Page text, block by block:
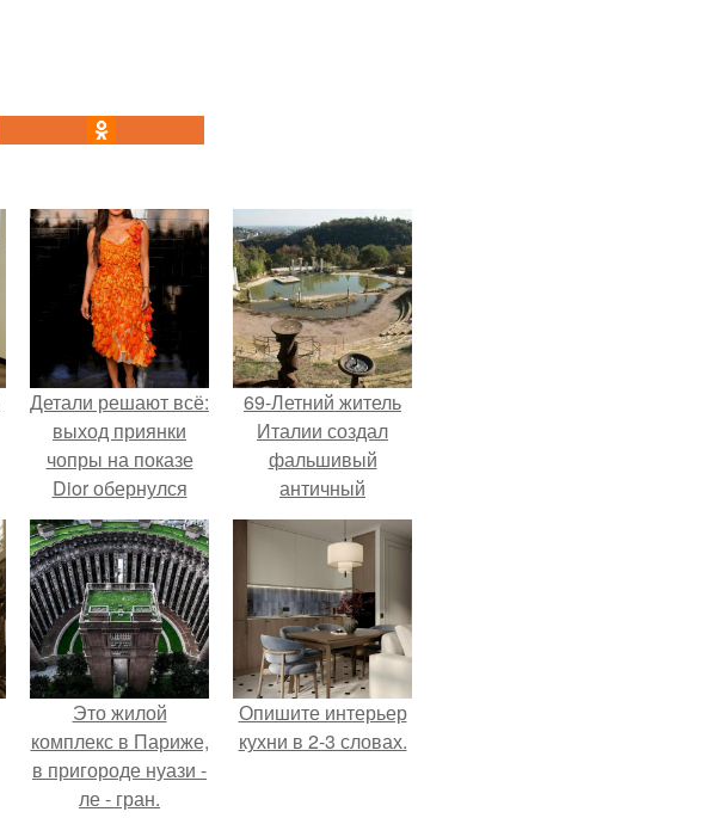
Детали решают всё:
выход приянки
чопры на показе
Dior обернулся
шквалом критики
из-за небрежного
пошива.
69-Летний житель
Италии создал
фальшивый
античный
амфитеатр и
долгое время
успешно выдавал
его за настоящее
историческое
наследие.
Это жилой
комплекс в Париже,
в пригороде нуази -
ле - гран.
Опишите интерьер
кухни в 2-3 словах.